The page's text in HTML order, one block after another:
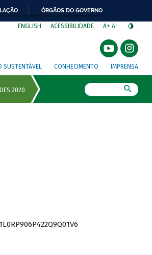
ÓRGÃOS DO GOVERNO
ENGLISH ACESSIBILIDADE A+ A-
SUSTENTÁVEL CONHECIMENTO IMPRENSA